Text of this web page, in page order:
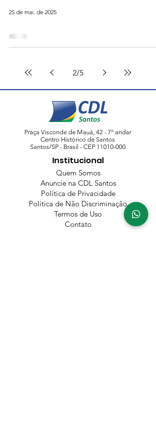
25 de mai. de 2025
2/5
Praça Visconde de Mauá, 42 - 7º andar
Centro Histórico de Santos
Santos/SP - Brasil - CEP 11010-000
Institucional
Quem Somos
Anuncie na CDL Santos
Política de Privacidade
Política de Não Discriminação
Termos de Uso
Contato